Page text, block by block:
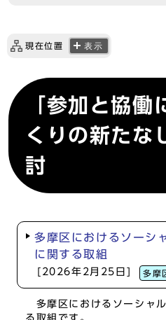
現在位置 表示
「参加と協働
くりの新たな
討
多摩区におけるソーシ
に関する取組
[2026年2月25日] 多摩
多摩区におけるソーシャ
る取組です。